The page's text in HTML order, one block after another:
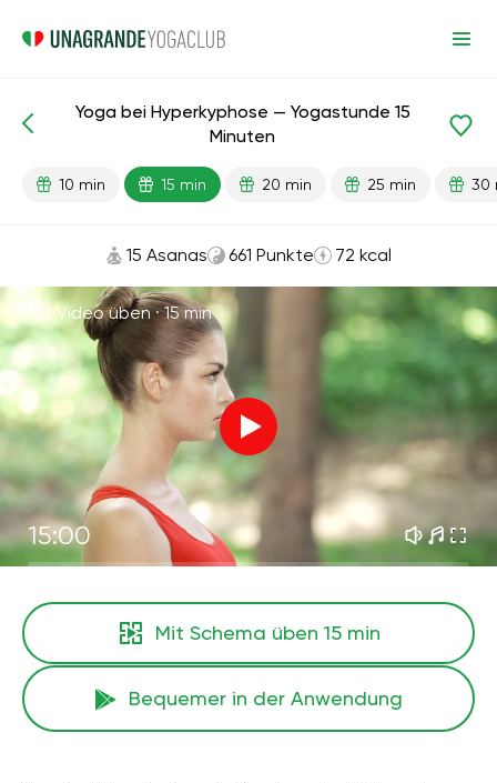
Zurück
Yoga bei Hyperkyphose — Yogastunde 15
Minuten
10 min 15 min 20 min 25 min 30
15 Asanas 661 Punkte 72 kcal
Mit Video üben ·15 min
15:00
Mit Schema üben 15 min
Bequemer in der Anwendung